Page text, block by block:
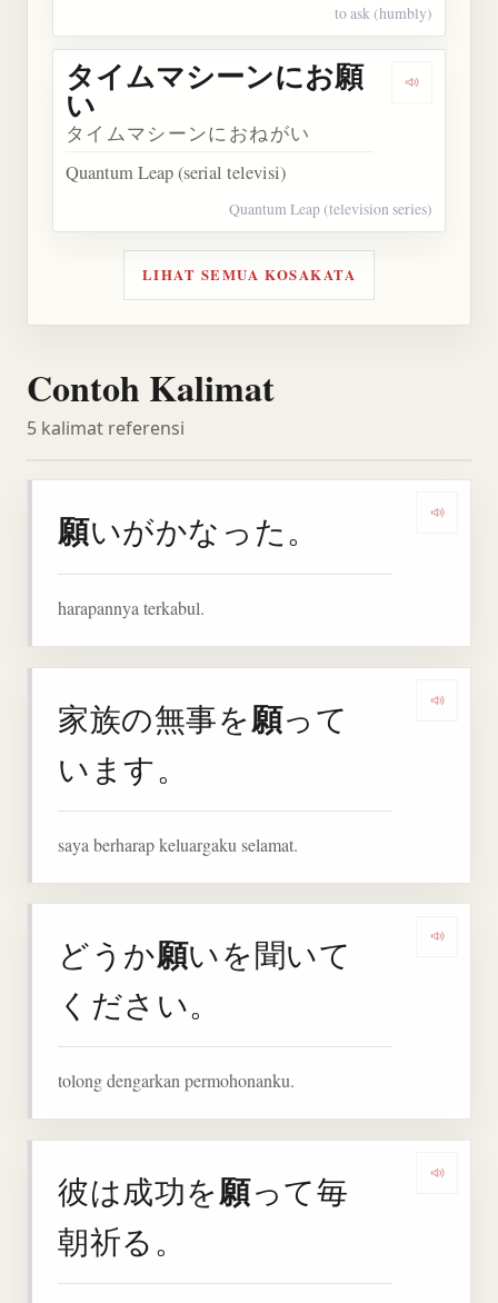
to ask (humbly)
Dengarkan
タイムマシーンにお願
い
タイムマシーンにおねがい
Quantum Leap (serial televisi)
Quantum Leap (television series)
LIHAT SEMUA KOSAKATA
Contoh Kalimat
5 kalimat referensi
願いがかなった。
harapannya terkabul.
家族の無事を願って
います。
saya berharap keluargaku selamat.
どうか願いを聞いて
ください。
tolong dengarkan permohonanku.
彼は成功を願って毎
朝祈る。